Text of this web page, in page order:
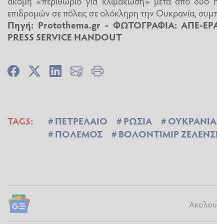
επιδρομών σε πόλεις σε ολόκληρη την Ουκρανία,
Πηγή: Protothema.gr - ΦΩΤΟΓΡΑΦΙΑ: ΑΠΕ-
PRESS SERVICE HANDOUT
TAGS: ΠΕΤΡΕΛΑΙΟ ΡΩΣΙΑ ΟΥΚΡΑΝΙΑ
ΠΟΛΕΜΟΣ
ΒΟΛΟΝΤΙΜΙΡ